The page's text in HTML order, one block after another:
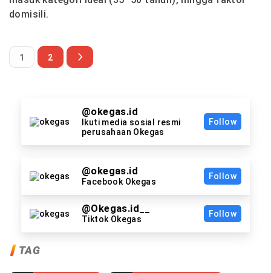
domisili.
1 2
@okegas.id
Ikuti media sosial resmi
perusahaan Okegas
Follow
@okegas.id
Facebook Okegas
Follow
@Okegas.id__
Tiktok Okegas
Follow
TAG